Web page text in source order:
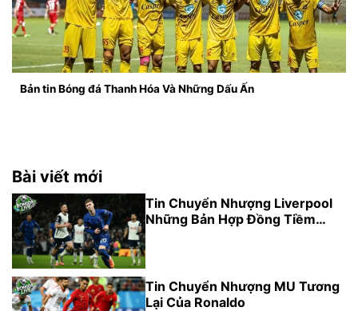
Bản tin Bóng đá Thanh Hóa Và Những Dấu Ấn
Bài viết mới
Tin Chuyển Nhượng Liverpool
Những Bản Hợp Đồng Tiềm
Tin Chuyển Nhượng MU Tương
Lại Của Ronaldo